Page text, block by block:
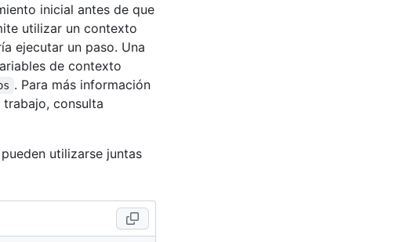
inicial antes de que
utilizar un contexto
ejecutar un paso. Una
de contexto
. Para más información
consulta
utilizarse juntas